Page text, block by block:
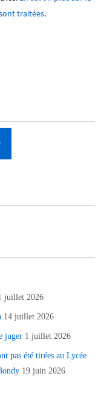
traitées.
juillet 2026
14 juillet 2026
juger 1 juillet 2026
pas été tirées au Lycée
19 juin 2026